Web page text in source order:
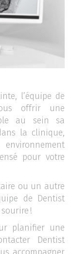
l’équipe de
offrir une
au sein sa
la clinique,
pour votre
ou un autre
de Dentist
!
planifier une
Dentist